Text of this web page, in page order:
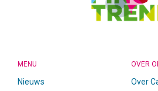
MENU
Nieuws
OVER
Over